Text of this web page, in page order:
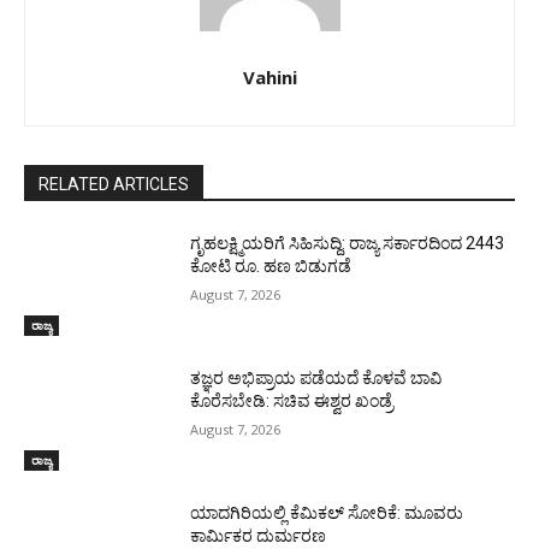
Vahini
RELATED ARTICLES
ರಾಜ್ಯ
ಗೃಹಲಕ್ಷ್ಮಿಯರಿಗೆ ಸಿಹಿಸುದ್ದಿ: ರಾಜ್ಯ ಸರ್ಕಾರದಿಂದ 2443
ಕೋಟಿ ರೂ. ಹಣ ಬಿಡುಗಡೆ
August 7, 2026
ರಾಜ್ಯ
ತಜ್ಞರ ಅಭಿಪ್ರಾಯ ಪಡೆಯದೆ ಕೊಳವೆ ಬಾವಿ
ಕೊರೆಸಬೇಡಿ: ಸಚಿವ ಈಶ್ವರ ಖಂಡ್ರೆ
August 7, 2026
ಯಾದಗಿರಿಯಲ್ಲಿ ಕೆಮಿಕಲ್ ಸೋರಿಕೆ: ಮೂವರು
ಕಾರ್ಮಿಕರ ದುರ್ಮರಣ